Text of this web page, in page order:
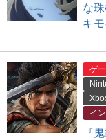
な
キモ
ゲ
イ
『